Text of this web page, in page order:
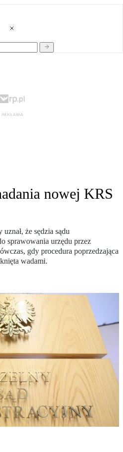
nowej KRS
że sędzia sądu
sprawowania urzędu przez
gdy procedura poprzedzająca
wadami.